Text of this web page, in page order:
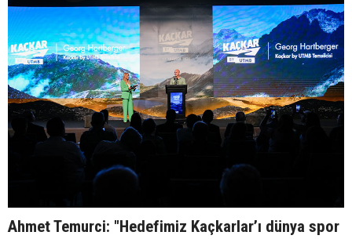
Ahmet Temurci: "Hedefimiz Kaçkarlar’ı dünya spor